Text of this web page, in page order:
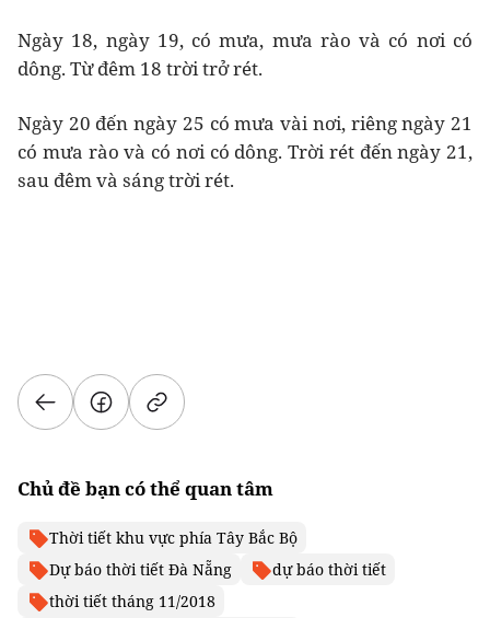
Ngày 18, ngày 19, có mưa, mưa rào và có nơi có
dông. Từ đêm 18 trời trở rét.
Ngày 20 đến ngày 25 có mưa vài nơi, riêng ngày 21
có mưa rào và có nơi có dông. Trời rét đến ngày 21,
sau đêm và sáng trời rét.
Chủ đề bạn có thể quan tâm
Thời tiết khu vực phía Tây Bắc Bộ
Dự báo thời tiết Đà Nẵng
dự báo thời tiết
thời tiết tháng 11/2018